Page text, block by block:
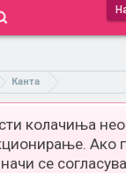
Канта
колачиња
Ако
се